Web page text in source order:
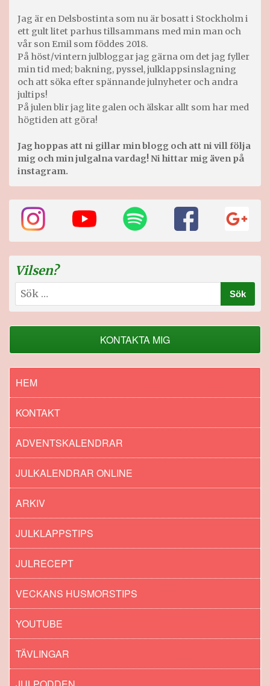
Jag är en Delsbostinta som nu är bosatt i Stockholm i
ett gult litet parhus tillsammans med min man och
vår son Emil som föddes 2018.
På höst/vintern julbloggar jag gärna om det jag fyller
min tid med; bakning, pyssel, julklappsinslagning
och att söka efter spännande julnyheter och andra
jultips!
På julen blir jag lite galen och älskar allt som har med
högtiden att göra!
Jag hoppas att ni gillar min blogg och att ni vill följa
mig och min julgalna vardag! Ni hittar mig även på
instagram.
Vilsen?
Sök
efter:
KONTAKTA MIG
HEM
KONTAKT
ADVENTSKALENDRAR
JULKALENDRAR ONLINE
ARKIV
JULKLAPPSTIPS
JULRECEPT
VECKANS HUSMORSTIPS
YOUTUBE
TÄVLINGAR